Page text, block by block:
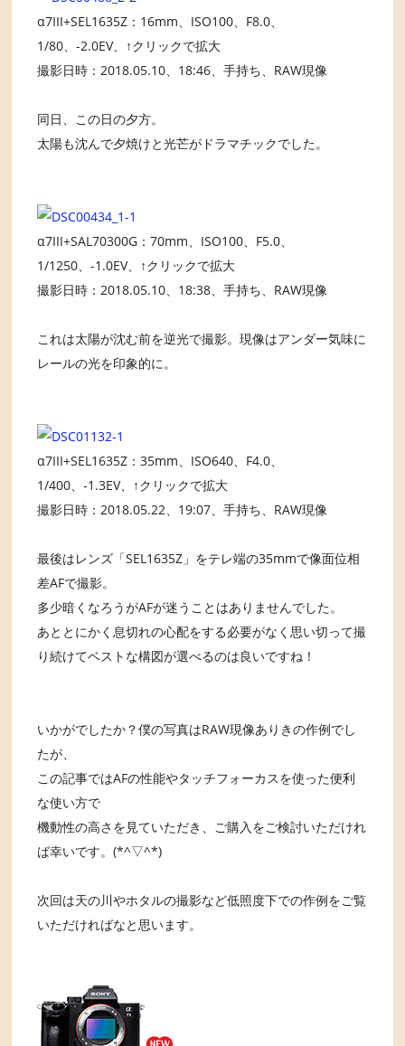
α7III+SEL1635Z：16mm、ISO100、F8.0、
1/80、-2.0EV、↑クリックで拡大
撮影日時：2018.05.10、18:46、手持ち、RAW現像
同日、この日の夕方。
太陽も沈んで夕焼けと光芒がドラマチックでした。
α7III+SAL70300G：70mm、ISO100、F5.0、
1/1250、-1.0EV、↑クリックで拡大
撮影日時：2018.05.10、18:38、手持ち、RAW現像
これは太陽が沈む前を逆光で撮影。現像はアンダー気味に
レールの光を印象的に。
α7III+SEL1635Z：35mm、ISO640、F4.0、
1/400、-1.3EV、↑クリックで拡大
撮影日時：2018.05.22、19:07、手持ち、RAW現像
最後はレンズ「SEL1635Z」をテレ端の35mmで像面位相
差AFで撮影。
多少暗くなろうがAFが迷うことはありませんでした。
あととにかく息切れの心配をする必要がなく思い切って撮
り続けてベストな構図が選べるのは良いですね！
いかがでしたか？僕の写真はRAW現像ありきの作例でし
たが、
この記事ではAFの性能やタッチフォーカスを使った便利
な使い方で
機動性の高さを見ていただき、ご購入をご検討いただけれ
ば幸いです。(*^▽^*)
次回は天の川やホタルの撮影など低照度下での作例をご覧
いただければなと思います。